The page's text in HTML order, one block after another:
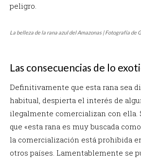
peligro.
La belleza de la rana azul del Amazonas | Fotografía de
Las consecuencias de lo
Definitivamente que esta rana sea
habitual, despierta el interés de
ilegalmente comercializan con ella.
que «esta rana es muy buscada
la comercialización está prohibida
otros países. Lamentablemente se